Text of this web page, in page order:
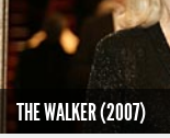
THE WALKER (2007)